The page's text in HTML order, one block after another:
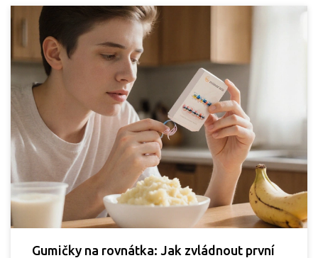
Gumičky na rovnátka: Jak zvládnout první